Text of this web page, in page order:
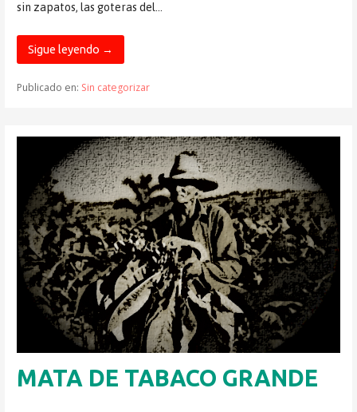
sin zapatos, las goteras del…
Sigue leyendo →
Publicado en: Sin categorizar
MATA DE TABACO GRANDE